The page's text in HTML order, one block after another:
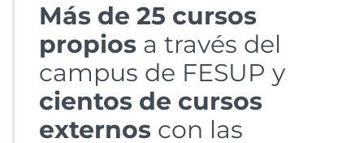
Más de 25 cursos
propios a través del
campus de FESUP y
cientos de cursos
externos con las